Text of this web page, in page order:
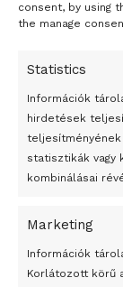
consent, by using
the manage
Statistics
Információk
hirdetések
statisztikák vagy
kombinálásai
Marketing
Információk
Korlátozott körű
számára.
Ausztrál
2. A
hatással
Az ausztráliai
superba faj az
megváltoztatni